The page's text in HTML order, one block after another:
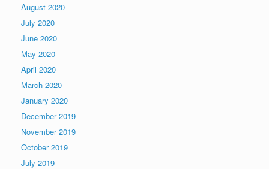
August 2020
July 2020
June 2020
May 2020
April 2020
March 2020
January 2020
December 2019
November 2019
October 2019
July 2019